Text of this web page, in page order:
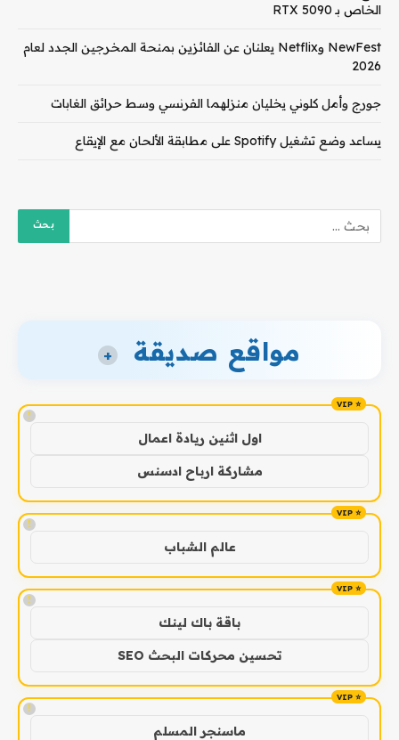
الخاص بـ RTX 5090
NewFest وNetflix يعلنان عن الفائزين بمنحة المخرجين الجدد لعام
2026
جورج وأمل كلوني يخليان منزلهما الفرنسي وسط حرائق الغابات
يساعد وضع تشغيل Spotify على مطابقة الألحان مع الإيقاع
مواقع صديقة +
!
اول اثنين ريادة اعمال
مشاركة ارباح ادسنس
!
عالم الشباب
!
باقة باك لينك
تحسين محركات البحث SEO
!
ماسنجر المسلم